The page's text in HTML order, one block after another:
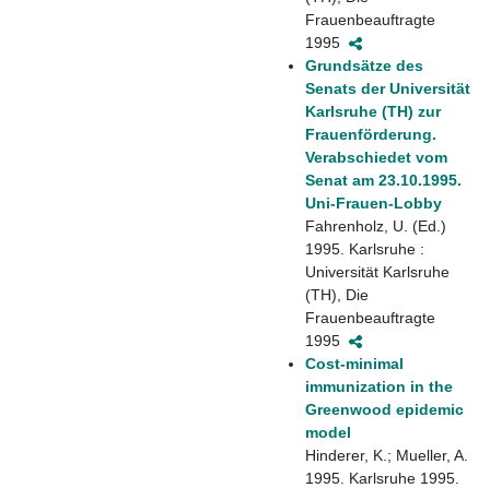
Frauenbeauftragte
1995
Grundsätze des
Senats der Universität
Karlsruhe (TH) zur
Frauenförderung.
Verabschiedet vom
Senat am 23.10.1995.
Uni-Frauen-Lobby
Fahrenholz, U. (Ed.)
1995. Karlsruhe :
Universität Karlsruhe
(TH), Die
Frauenbeauftragte
1995
Cost-minimal
immunization in the
Greenwood epidemic
model
Hinderer, K.; Mueller, A.
1995. Karlsruhe 1995.